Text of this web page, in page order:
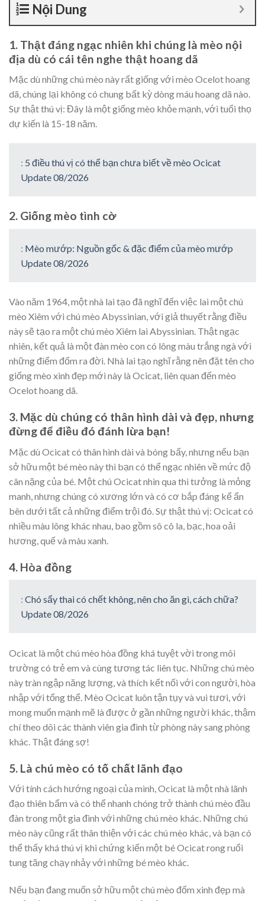
Nội Dung
1. Thật đáng ngạc nhiên khi chúng là mèo nội
địa dù có cái tên nghe thật hoang dã
Mặc dù những chú mèo này rất giống với mèo Ocelot hoang
dã, chúng lại không có chung bất kỳ dòng máu hoang dã nào.
Sự thật thú vị: Đây là một giống mèo khỏe mạnh, với tuổi thọ
dự kiến ​​là 15-18 năm.
: 5 điều thú vị có thể bạn chưa biết về mèo Ocicat
Update 08/2026
2. Giống mèo tình cờ
: Mèo mướp: Nguồn gốc & đặc điểm của mèo mướp
Update 08/2026
Vào năm 1964, một nhà lai tạo đã nghĩ đến việc lai một chú
mèo Xiêm với chú mèo Abyssinian, với giả thuyết rằng điều
này sẽ tạo ra một chú mèo Xiêm lai Abyssinian. Thật ngạc
nhiên, kết quả là một đàn mèo con có lông màu trắng ngà với
những điểm đốm ra đời. Nhà lai tạo nghĩ rằng nên đặt tên cho
giống mèo xinh đẹp mới này là Ocicat, liên quan đến mèo
Ocelot hoang dã.
3. Mặc dù chúng có thân hình dài và đẹp, nhưng
đừng để điều đó đánh lừa bạn!
Mặc dù Ocicat có thân hình dài và bóng bẩy, nhưng nếu bạn
sở hữu một bé mèo này thì bạn có thể ngạc nhiên về mức độ
cân nặng của bé. Một chú Ocicat nhìn qua thì tưởng là mỏng
manh, nhưng chúng có xương lớn và có cơ bắp đáng kể ẩn
bên dưới tất cả những điểm trội đó. Sự thật thú vị: Ocicat có
nhiều màu lông khác nhau, bao gồm sô cô la, bạc, hoa oải
hương, quế và màu xanh.
4. Hòa đồng
: Chó sẩy thai có chết không, nên cho ăn gì, cách chữa?
Update 08/2026
Ocicat là một chú mèo hòa đồng khá tuyệt vời trong môi
trường có trẻ em và cùng tương tác liên tục. Những chú mèo
này tràn ngập năng lượng, và thích kết nối với con người, hòa
nhập với tổng thể. Mèo Ocicat luôn tận tụy và vui tươi, với
mong muốn mạnh mẽ là được ở gần những người khác, thậm
chí theo dõi các thành viên gia đình từ phòng này sang phòng
khác. Thật đáng sợ!
5. Là chú mèo có tố chất lãnh đạo
Với tính cách hướng ngoại của mình, Ocicat là một nhà lãnh
đạo thiên bẩm và có thể nhanh chóng trở thành chú mèo đầu
đàn trong một gia đình với những chú mèo khác. Những chú
mèo này cũng rất thân thiện với các chú mèo khác, và bạn có
thể thấy khá thú vị khi chứng kiến một bé Ocicat rong ruổi
tung tăng chạy nhảy với những bé mèo khác.
Nếu bạn đang muốn sở hữu một chú mèo đốm xinh đẹp mà